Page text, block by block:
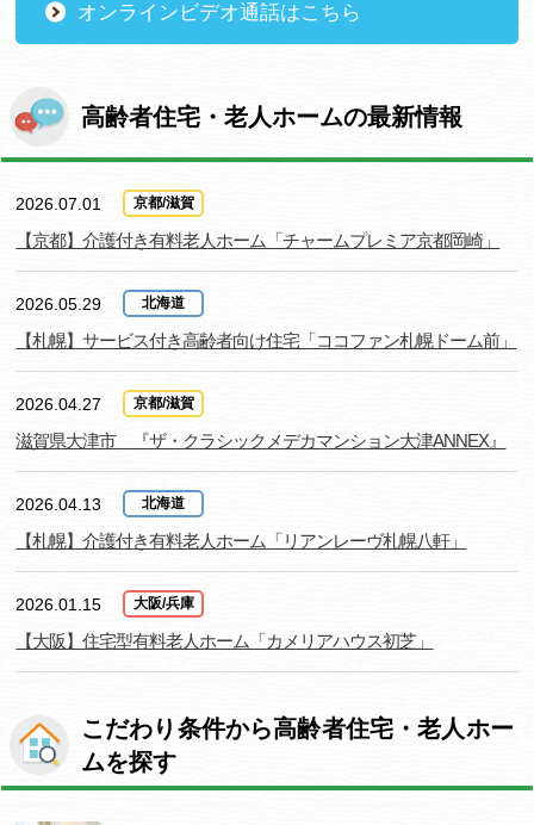
オンラインビデオ通話はこちら
高齢者住宅・老人ホームの最新情報
2026.07.01 京都/滋賀
【京都】介護付き有料老人ホーム「チャームプレミア京都岡崎」
2026.05.29 北海道
【札幌】サービス付き高齢者向け住宅「ココファン札幌ドーム前」
2026.04.27 京都/滋賀
滋賀県大津市 『ザ・クラシックメデカマンション大津ANNEX』
2026.04.13 北海道
【札幌】介護付き有料老人ホーム「リアンレーヴ札幌八軒」
2026.01.15 大阪/兵庫
【大阪】住宅型有料老人ホーム「カメリアハウス初芝」
こだわり条件から高齢者住宅・老人ホー
ムを探す